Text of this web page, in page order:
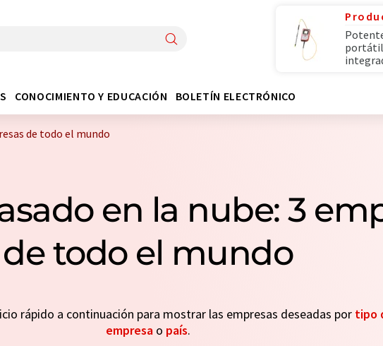
portátil
CONOCIMIENTO Y EDUCACIÓN BOLETÍN ELECTRÓNICO
de todo el mundo
en la nube: 3
de todo el mundo
rápido a continuación para mostrar las empresas deseadas por tipo
empresa o país.